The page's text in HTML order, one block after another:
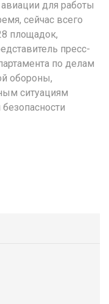
для работы
сейчас всего
площадок,
пресс-
по делам
обороны,
ситуациям